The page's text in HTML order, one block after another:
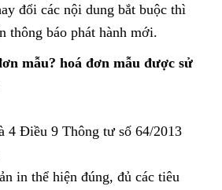
đổi các nội dung bắt buộc thì
thông báo phát hành mới.
mẫu? hoá đơn mẫu được sử
4 Điều 9 Thông tư số 64/2013
in thể hiện đúng, đủ các tiêu